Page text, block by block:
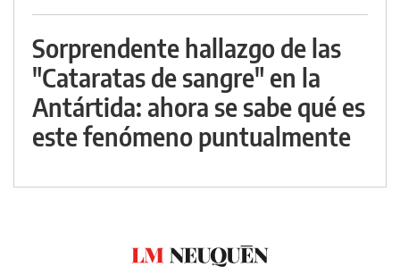
Sorprendente hallazgo de las
"Cataratas de sangre" en la
Antártida: ahora se sabe qué es
este fenómeno puntualmente